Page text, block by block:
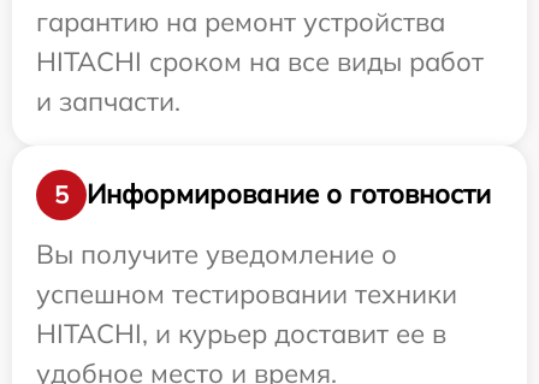
гарантию на ремонт устройства
HITACHI сроком на все виды работ
и запчасти.
5
Информирование о готовности
Вы получите уведомление о
успешном тестировании техники
HITACHI, и курьер доставит ее в
удобное место и время.